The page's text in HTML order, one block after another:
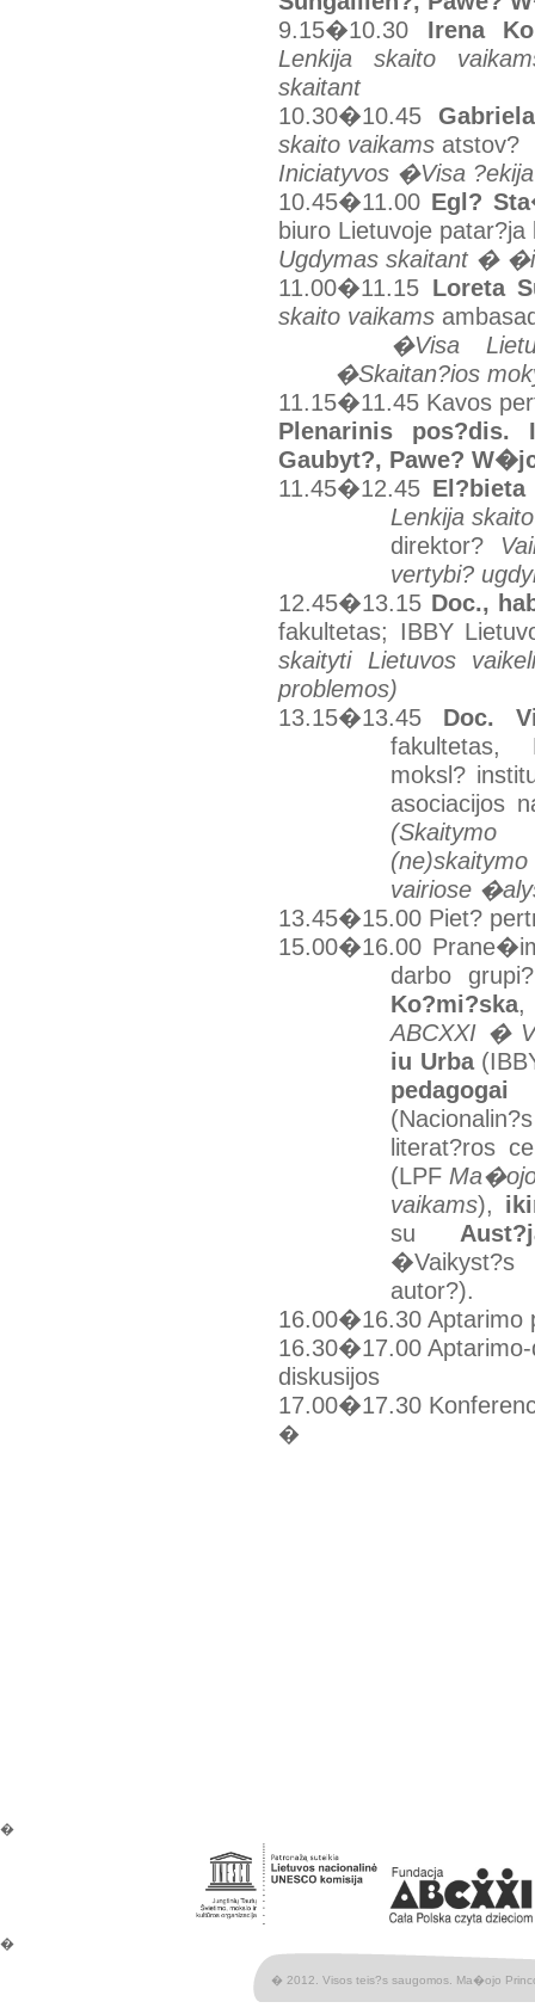
9.15�10.30
Irena Ko
Lenkija skaito
skaitant
10.30�10.45
skaito vaikams atstov?
Iniciatyvos �Visa
10.45�11.00 Egl?
biuro Lietuvoje
Ugdymas skaitant �
11.00�11.15 Loreta
skaito vaikams
�Visa
�Skaitan?ios
11.15�11.45 Kavos
Plenarinis pos?dis.
Gaubyt?, Pawe? W�
11.45�12.45 El?bieta
Lenkija
direktor?
vertybi?
12.45�13.15 Doc.,
fakultetas; IBBY
skaityti Lietuvos
problemos)
13.15�13.45
Doc.
fakultetas,
moksl?
asociacijos
vairiose
13.45�15.00 Piet?
15.00�16.00
darbo
Ko?mi?ska,
ABCXXI �
iu Urba
pedagogai
literat?ros
(LPF
vaikams),
su
autor?).
16.00�16.30 Aptarimo
16.30�17.00
diskusijos
17.00�17.30
�
�
�
� 2012. Visos teis?s saugomos. Ma�ojo